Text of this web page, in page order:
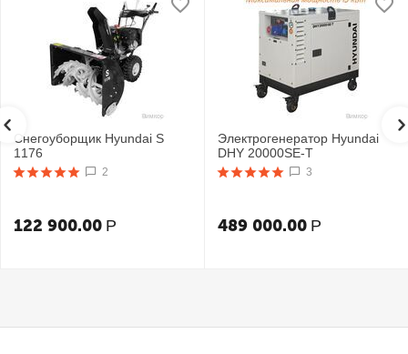
Снегоуборщик Hyundai S
1176
2
122 900.00 Р
Электрогенератор Hyundai
DHY 20000SE-T
3
489 000.00 Р